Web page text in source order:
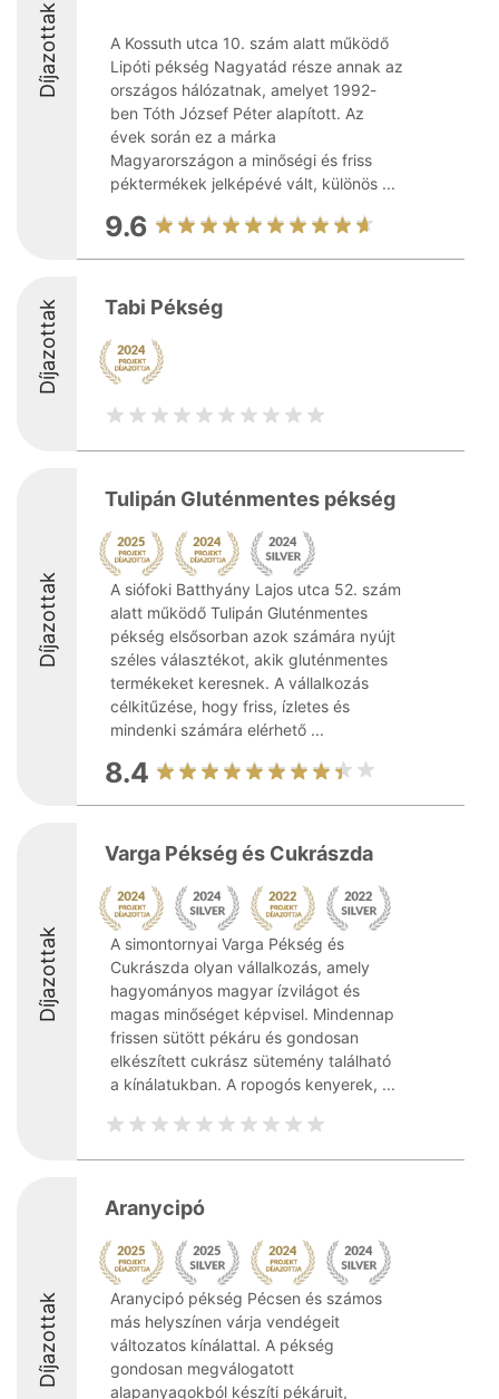
Díjazottak
A Kossuth utca 10. szám alatt működő
Lipóti pékség Nagyatád része annak az
országos hálózatnak, amelyet 1992-
ben Tóth József Péter alapított. Az
évek során ez a márka
Magyarországon a minőségi és friss
péktermékek jelképévé vált, különös ...
9.6
Díjazottak Tabi Pékség
Díjazottak
Tulipán Gluténmentes pékség
A siófoki Batthyány Lajos utca 52. szám
alatt működő Tulipán Gluténmentes
pékség elsősorban azok számára nyújt
széles választékot, akik gluténmentes
termékeket keresnek. A vállalkozás
célkitűzése, hogy friss, ízletes és
mindenki számára elérhető ...
8.4
Díjazottak
Varga Pékség és Cukrászda
A simontornyai Varga Pékség és
Cukrászda olyan vállalkozás, amely
hagyományos magyar ízvilágot és
magas minőséget képvisel. Mindennap
frissen sütött pékáru és gondosan
elkészített cukrász sütemény található
a kínálatukban. A ropogós kenyerek, ...
Díjazottak
Aranycipó
Aranycipó pékség Pécsen és számos
más helyszínen várja vendégeit
változatos kínálattal. A pékség
gondosan megválogatott
alapanyagokból készíti pékáruit,